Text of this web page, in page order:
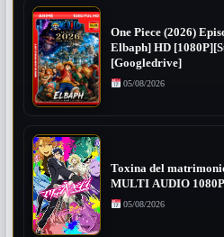
One Piece (2026)
Elbaph] HD
[Googledrive]
05/08/2026
Toxina del
MULTI AUDIO
05/08/2026